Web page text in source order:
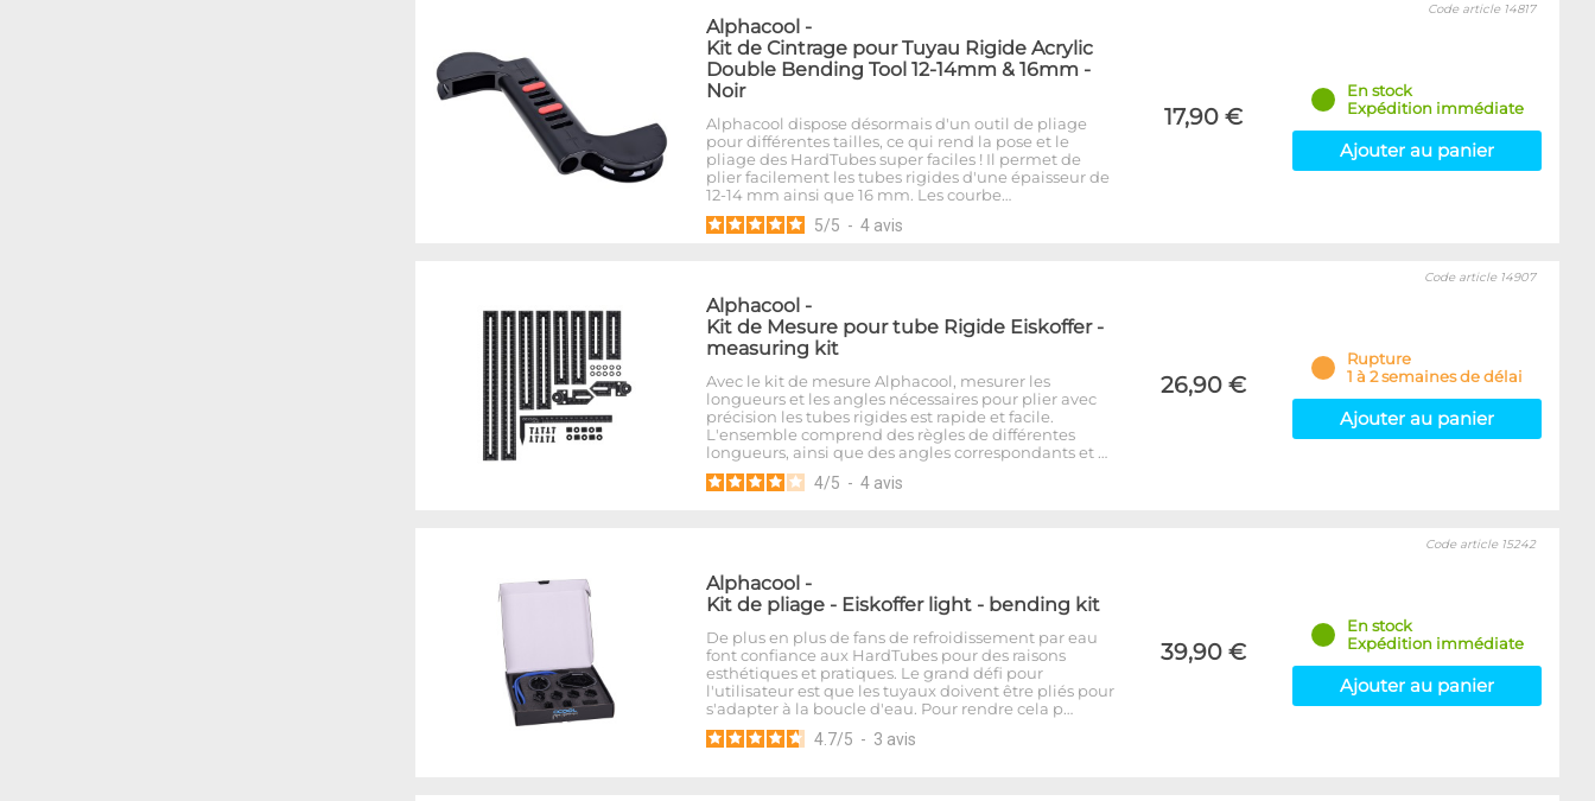
Alphacool -
Kit de Cintrage pour Tuyau Rigide Acrylic
Double Bending Tool 12-14mm & 16mm -
Noir
Alphacool dispose désormais d'un outil de pliage
pour différentes tailles, ce qui rend la pose et le
pliage des HardTubes super faciles ! Il permet de
plier facilement les tubes rigides d'une épaisseur de
12-14 mm ainsi que 16 mm. Les courbe…
5/5 - 4 avis
17,90 €
Code article 14817
En stock
Expédition immédiate
Ajouter au panier
Alphacool -
Kit de Mesure pour tube Rigide Eiskoffer -
measuring kit
Avec le kit de mesure Alphacool, mesurer les
longueurs et les angles nécessaires pour plier avec
précision les tubes rigides est rapide et facile.
L'ensemble comprend des règles de différentes
longueurs, ainsi que des angles correspondants et …
4/5 - 4 avis
26,90 €
Code article 14907
Rupture
1 à 2 semaines de délai
Ajouter au panier
Alphacool -
Kit de pliage - Eiskoffer light - bending kit
De plus en plus de fans de refroidissement par eau
font confiance aux HardTubes pour des raisons
esthétiques et pratiques. Le grand défi pour
l'utilisateur est que les tuyaux doivent être pliés pour
s'adapter à la boucle d'eau. Pour rendre cela p…
4.7/5 - 3 avis
39,90 €
Code article 15242
En stock
Expédition immédiate
Ajouter au panier